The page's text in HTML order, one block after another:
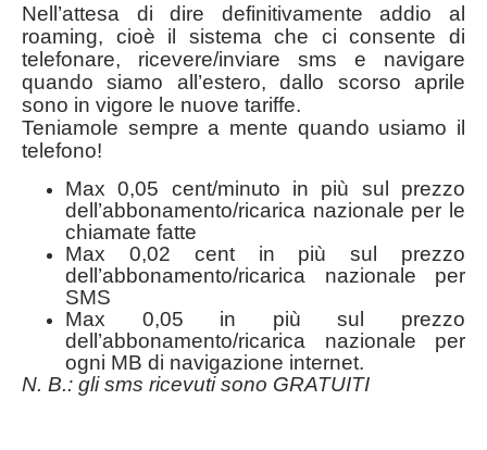
Nell’attesa di dire definitivamente addio al
roaming, cioè il sistema che ci consente di
telefonare, ricevere/inviare sms e navigare
quando siamo all’estero, dallo scorso aprile
sono in vigore le nuove tariffe.
Teniamole sempre a mente quando usiamo il
telefono!
Max 0,05 cent/minuto in più sul prezzo
dell’abbonamento/ricarica nazionale per le
chiamate fatte
Max 0,02 cent in più sul prezzo
dell’abbonamento/ricarica nazionale per
SMS
Max 0,05 in più sul prezzo
dell’abbonamento/ricarica nazionale per
ogni MB di navigazione internet.
N. B.: gli sms ricevuti sono GRATUITI